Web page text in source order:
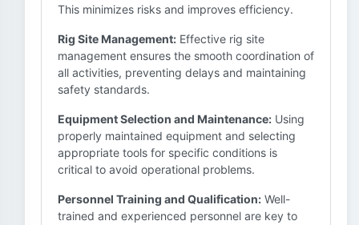
This minimizes risks and improves efficiency.
Rig Site Management: Effective rig site
management ensures the smooth coordination of
all activities, preventing delays and maintaining
safety standards.
Equipment Selection and Maintenance: Using
properly maintained equipment and selecting
appropriate tools for specific conditions is
critical to avoid operational problems.
Personnel Training and Qualification: Well-
trained and experienced personnel are key to